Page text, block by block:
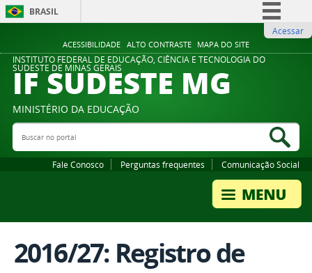
ACESSIBILIDADE ALTO CONTRASTE MAPA DO SITE
BRASIL
Comunica BR
Participe
Legislação
Acessar
INSTITUTO FEDERAL DE EDUCAÇÃO, CIÊNCIA E TECNOLOGIA DO
SUDESTE DE MINAS GERAIS
IF SUDESTE MG
MINISTÉRIO DA EDUCAÇÃO
Buscar no portal
Fale Conosco Perguntas frequentes Comunicação Social
2016/27: Registro de